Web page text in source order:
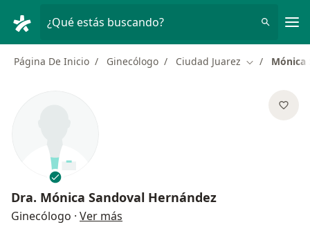
¿Qué estás buscando?
Página De Inicio Ginecólogo Ciudad Juarez Cambiar de
Mónica
Dra. Mónica Sandoval Hernández
Ginecólogo · Ver más